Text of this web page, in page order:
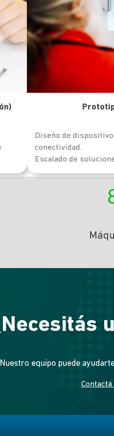
Diseño de
conectividad.
Escalado de
Nuestro equipo puede